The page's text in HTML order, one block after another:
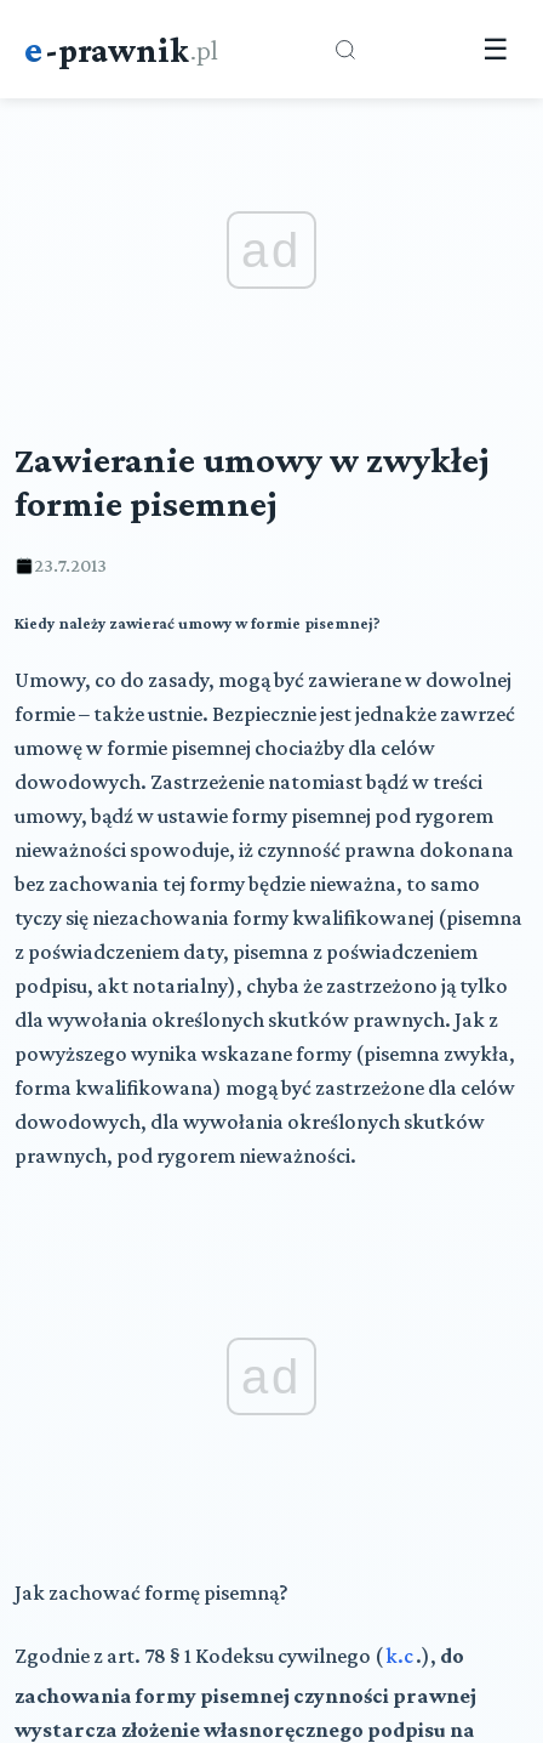
e-prawnik.pl ☰
ad
Zawieranie umowy w zwykłej
formie pisemnej
23.7.2013
Kiedy należy zawierać umowy w formie pisemnej?
Umowy, co do zasady, mogą być zawierane w dowolnej
formie – także ustnie. Bezpiecznie jest jednakże zawrzeć
umowę w formie pisemnej chociażby dla celów
dowodowych. Zastrzeżenie natomiast bądź w treści
umowy, bądź w ustawie formy pisemnej pod rygorem
nieważności spowoduje, iż czynność prawna dokonana
bez zachowania tej formy będzie nieważna, to samo
tyczy się niezachowania formy kwalifikowanej (pisemna
z poświadczeniem daty, pisemna z poświadczeniem
podpisu, akt notarialny), chyba że zastrzeżono ją tylko
dla wywołania określonych skutków prawnych. Jak z
powyższego wynika wskazane formy (pisemna zwykła,
forma kwalifikowana) mogą być zastrzeżone dla celów
dowodowych, dla wywołania określonych skutków
prawnych, pod rygorem nieważności.
ad
Jak zachować formę pisemną?
Zgodnie z art. 78 § 1 Kodeksu cywilnego (k.c.), do
zachowania formy pisemnej czynności prawnej
wystarcza złożenie własnoręcznego podpisu na